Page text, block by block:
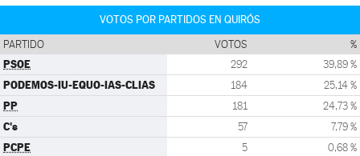
VOTOS POR PARTIDOS EN QUIRÓS
PARTIDO VOTOS %
PSOE 292 39,89 %
PODEMOS-IU-EQUO-IAS-CLIAS 184 25,14 %
PP 181 24,73 %
C's 57 7,79 %
PCPE 5 0,68 %